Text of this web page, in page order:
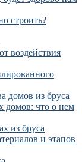
строить?
воздействия
домов из бруса
домов: что о нем
из бруса
и этапов